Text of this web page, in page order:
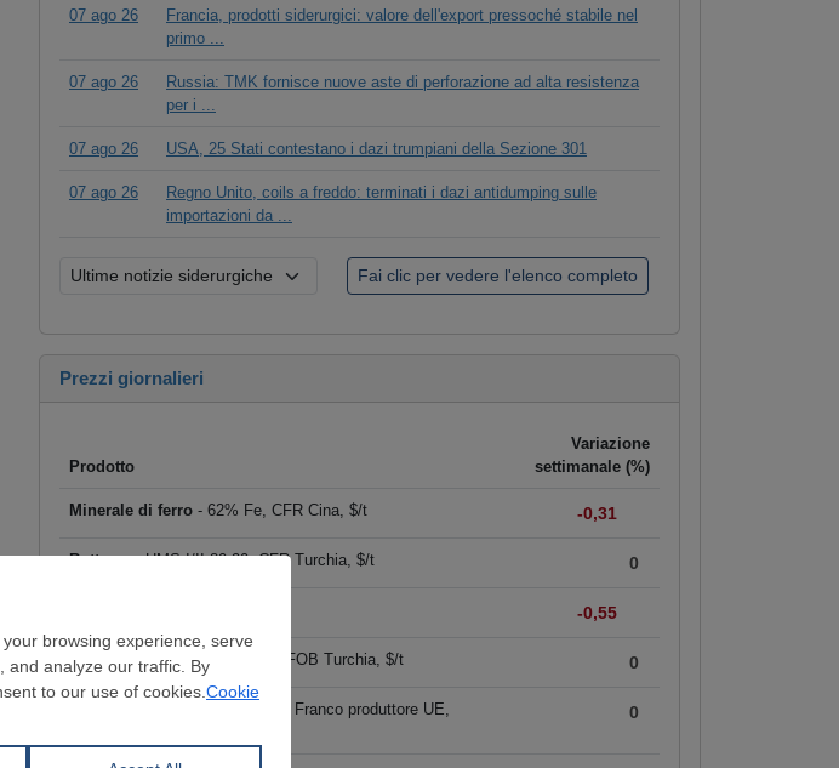
07 ago 26
Francia, prodotti siderurgici: valore dell'export pressoché stabile nel
primo ...
07 ago 26
Russia: TMK fornisce nuove aste di perforazione ad alta resistenza
per i ...
07 ago 26 USA, 25 Stati contestano i dazi trumpiani della Sezione 301
07 ago 26
Regno Unito, coils a freddo: terminati i dazi antidumping sulle
importazioni da ...
Prezzi giornalieri
Prodotto
Variazione
settimanale (%)
Minerale di ferro - 62% Fe, CFR Cina, $/t -0,31
Rottame- HMS I/II 80:20, CFR Turchia, $/t 0
-0,55
Tondo per cemento armato - FOB Turchia, $/t 0
- Franco produttore UE,
0